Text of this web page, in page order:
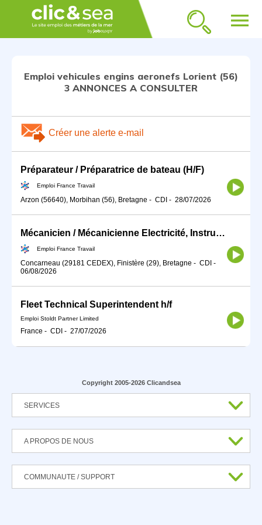
menu
Emploi vehicules engins aeronefs Lorient (56)
3 ANNONCES A CONSULTER
Créer une alerte e-mail
Préparateur / Préparatrice de bateau (H/F)
Emploi France Travail
Arzon (56640), Morbihan (56), Bretagne - CDI - 28/07/2026
Mécanicien / Mécanicienne Electricité, Instrument de bord, Radio (H/F)
Emploi France Travail
Concarneau (29181 CEDEX), Finistère (29), Bretagne - CDI -
06/08/2026
Fleet Technical Superintendent h/f
Emploi Stoldt Partner Limited
France - CDI - 27/07/2026
Copyright 2005-2026 Clicandsea
SERVICES
A PROPOS DE NOUS
COMMUNAUTE / SUPPORT